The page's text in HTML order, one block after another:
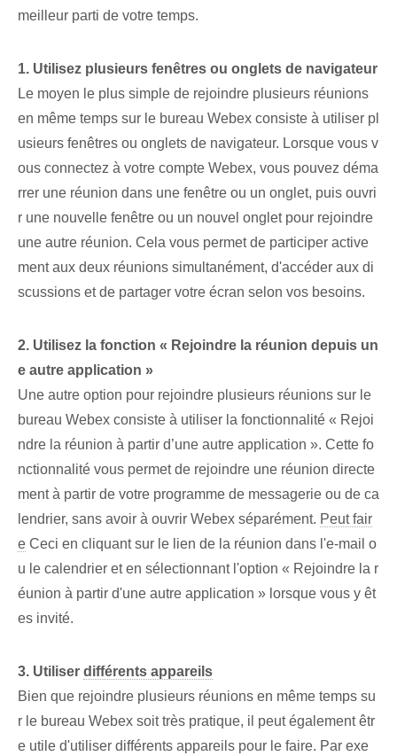
meilleur parti de votre temps.
1. Utilisez plusieurs fenêtres ou onglets de navigateur
Le moyen le plus simple de rejoindre plusieurs réunions
en même temps sur le bureau Webex consiste à utiliser pl
usieurs fenêtres ou onglets de navigateur. Lorsque vous v
ous connectez à votre compte Webex, vous pouvez déma
rrer une réunion dans une fenêtre ou un onglet, puis ouvri
r une nouvelle fenêtre ou un nouvel onglet pour rejoindre
une autre réunion. Cela vous permet de participer active
ment aux deux réunions simultanément, d'accéder aux di
scussions et de partager votre écran selon vos besoins.
2. Utilisez la fonction « Rejoindre la réunion depuis un
e autre application »
Une autre option pour rejoindre plusieurs réunions sur le
bureau Webex consiste à utiliser la fonctionnalité « Rejoi
ndre la réunion à partir d’une autre application ». Cette fo
nctionnalité vous permet de rejoindre une réunion directe
ment à partir de votre programme de messagerie ou de ca
lendrier, sans avoir à ouvrir Webex séparément. Peut fair
e Ceci en cliquant sur le lien de la réunion dans l'e-mail o
u le calendrier et en sélectionnant l'option « Rejoindre la r
éunion à partir d'une autre application » lorsque vous y êt
es invité.
3. Utiliser différents appareils
Bien que rejoindre plusieurs réunions en même temps su
r le bureau Webex soit très pratique, il peut également êtr
e utile d'utiliser différents appareils pour le faire. Par exe